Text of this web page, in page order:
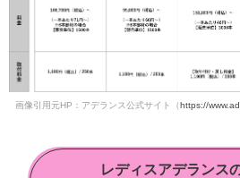
画像引用元HP：アデランス公式サイト（https://
レディスアデランス